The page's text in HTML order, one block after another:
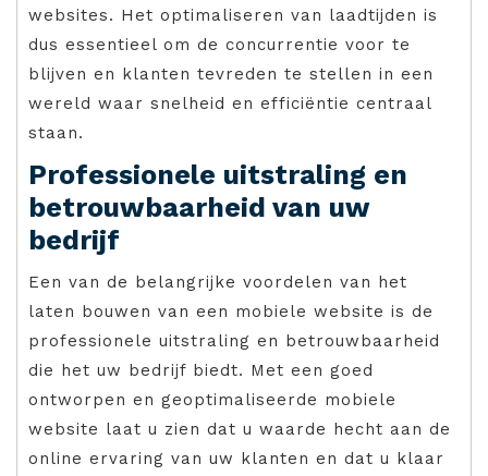
websites. Het optimaliseren van laadtijden is
dus essentieel om de concurrentie voor te
blijven en klanten tevreden te stellen in een
wereld waar snelheid en efficiëntie centraal
staan.
Professionele uitstraling en
betrouwbaarheid van uw
bedrijf
Een van de belangrijke voordelen van het
laten bouwen van een mobiele website is de
professionele uitstraling en betrouwbaarheid
die het uw bedrijf biedt. Met een goed
ontworpen en geoptimaliseerde mobiele
website laat u zien dat u waarde hecht aan de
online ervaring van uw klanten en dat u klaar